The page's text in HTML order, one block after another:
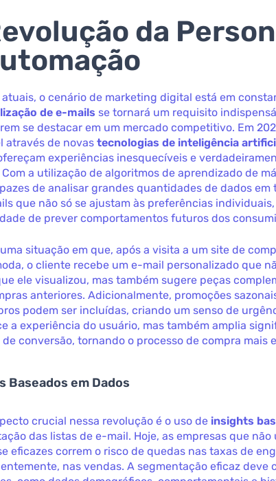
da
atuais, o cenário de marketing digital está em
de e-mails se tornará um requisito
se destacar em um mercado competitivo. Em
através de novastecnologias de inteligência
experiências inesquecíveis e
a utilização de algoritmos de aprendizado de
de analisar grandes quantidades de dados
que não só se ajustam às preferências
de prever comportamentos futuros dos
situação em que, após a visita a um site de
o cliente recebe um e-mail personalizado que
ele visualizou, mas também sugere peças
anteriores. Adicionalmente, promoções
podem ser incluídas, criando um senso de
a experiência do usuário, mas também amplia
conversão, tornando o processo de compra mais
Baseados em Dados
crucial nessa revolução é o uso de insights
das listas de e-mail. Hoje, as empresas que
eficazes correm o risco de quedas nas taxas de
nas vendas. A segmentação eficaz deve